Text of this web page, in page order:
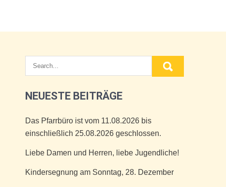
NEUESTE BEITRÄGE
Das Pfarrbüro ist vom 11.08.2026 bis
einschließlich 25.08.2026 geschlossen.
Liebe Damen und Herren, liebe Jugendliche!
Kindersegnung am Sonntag, 28. Dezember